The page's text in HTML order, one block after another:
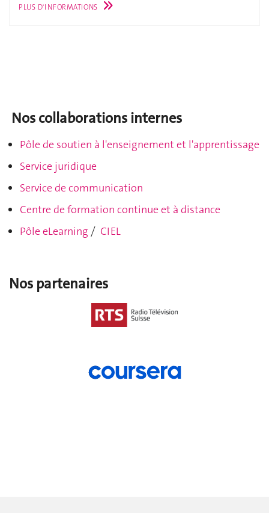
PLUS D'INFORMATIONS
Nos collaborations internes
Pôle de soutien à l'enseignement et l'apprentissage
Service juridique
Service de communication
Centre de formation continue et à distance
Pôle eLearning / CIEL
Nos partenaires